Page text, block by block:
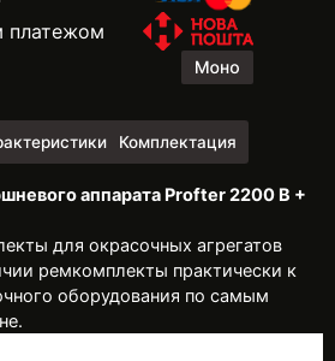
платежом
Комплектация
аппарата Profter 2200 В +
для окрасочных агрегатов
ремкомплекты практически к
оборудования по самым